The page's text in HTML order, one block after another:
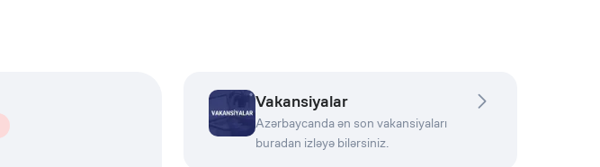
Vakansiyalar
Azərbaycanda ən son vakansiyaları
buradan izləyə bilərsiniz.